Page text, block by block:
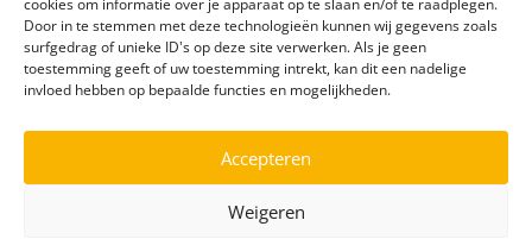
cookies om informatie over je apparaat op te slaan en/of te raadplegen.
Door in te stemmen met deze technologieën kunnen wij gegevens zoals
surfgedrag of unieke ID's op deze site verwerken. Als je geen
toestemming geeft of uw toestemming intrekt, kan dit een nadelige
invloed hebben op bepaalde functies en mogelijkheden.
Accepteren
Weigeren